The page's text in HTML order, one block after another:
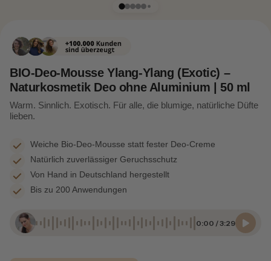
BIO-Deo-Mousse Ylang-Ylang (Exotic) –
Naturkosmetik Deo ohne Aluminium | 50 ml
Warm. Sinnlich. Exotisch. Für alle, die blumige, natürliche Düfte
lieben.
Weiche Bio-Deo-Mousse statt fester Deo-Creme
Natürlich zuverlässiger Geruchsschutz
Von Hand in Deutschland hergestellt
Bis zu 200 Anwendungen
0:00 /3:29